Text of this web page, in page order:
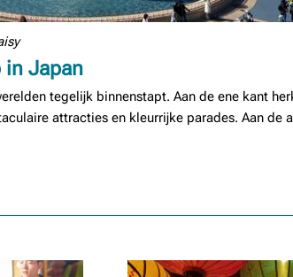
in Japan
tegelijk binnenstapt. Aan de ene kant
attracties en kleurrijke parades. Aan de